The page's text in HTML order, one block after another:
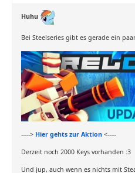
Huhu
Bei Steelseries gibt es gerade ein
-----> Hier gehts zur Aktion <-----
Derzeit noch 2000 Keys vorhanden :3
Und jup, auch wenn es nichts mit